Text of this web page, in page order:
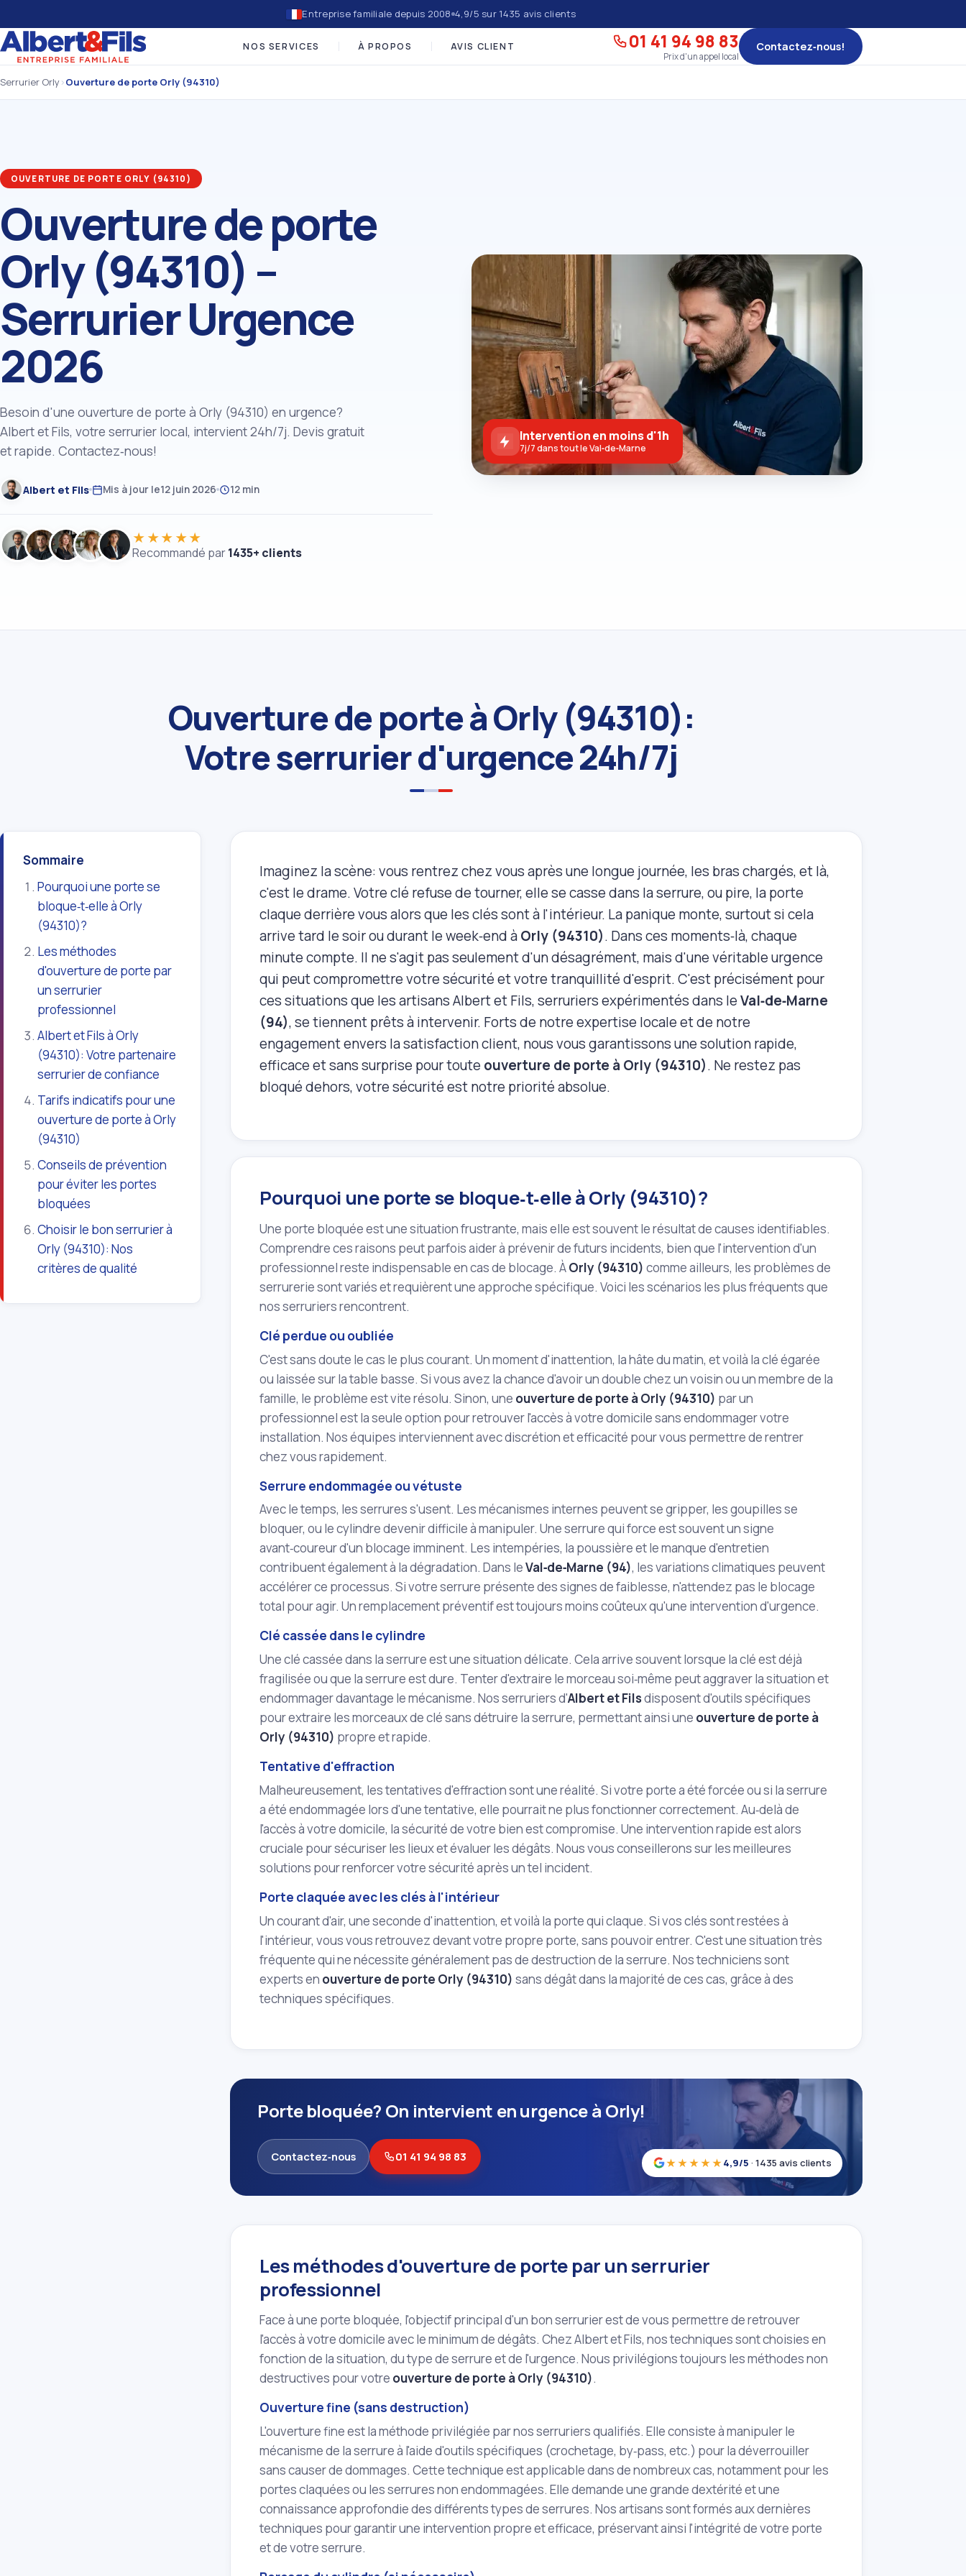
Entreprise familiale depuis 2008 4,9/5 sur 1435 avis clients
NOS SERVICES À PROPOS AVIS CLIENT 01 41 94 98 83
Prix d'un appel local
Contactez‑nous!
Serrurier Orly›Ouverture de porte Orly (94310)
OUVERTURE DE PORTE ORLY (94310)
Ouverture de porte
Orly (94310) –
Serrurier Urgence
2026
Besoin d'une ouverture de porte à Orly (94310) en urgence?
Albert et Fils, votre serrurier local, intervient 24h/7j. Devis gratuit
et rapide. Contactez‑nous!
Albert et Fils Mis à jour le12 juin 2026 12 min
★★★★★
Recommandé par1435+ clients
Intervention en moins d'1h
7j/7 dans tout le Val‑de‑Marne
Ouverture de porte à Orly (94310):
Votre serrurier d'urgence 24h/7j
Sommaire
Pourquoi une porte se
bloque‑t‑elle à Orly
(94310)?
Les méthodes
d'ouverture de porte par
un serrurier
professionnel
Albert et Fils à Orly
(94310): Votre partenaire
serrurier de confiance
Tarifs indicatifs pour une
ouverture de porte à Orly
(94310)
Conseils de prévention
pour éviter les portes
bloquées
Choisir le bon serrurier à
Orly (94310): Nos
critères de qualité
Imaginez la scène: vous rentrez chez vous après une longue journée, les bras chargés, et là,
c'est le drame. Votre clé refuse de tourner, elle se casse dans la serrure, ou pire, la porte
claque derrière vous alors que les clés sont à l'intérieur. La panique monte, surtout si cela
arrive tard le soir ou durant le week‑end àOrly (94310). Dans ces moments‑là, chaque
minute compte. Il ne s'agit pas seulement d'un désagrément, mais d'une véritable urgence
qui peut compromettre votre sécurité et votre tranquillité d'esprit. C'est précisément pour
ces situations que les artisans Albert et Fils, serruriers expérimentés dans leVal‑de‑Marne
(94), se tiennent prêts à intervenir. Forts de notre expertise locale et de notre
engagement envers la satisfaction client, nous vous garantissons une solution rapide,
efficace et sans surprise pour toute ouverture de porte à Orly (94310). Ne restez pas
bloqué dehors, votre sécurité est notre priorité absolue.
Pourquoi une porte se bloque‑t‑elle à Orly (94310)?
Une porte bloquée est une situation frustrante, mais elle est souvent le résultat de causes identifiables.
Comprendre ces raisons peut parfois aider à prévenir de futurs incidents, bien que l'intervention d'un
professionnel reste indispensable en cas de blocage. ÀOrly (94310) comme ailleurs, les problèmes de
serrurerie sont variés et requièrent une approche spécifique. Voici les scénarios les plus fréquents que
nos serruriers rencontrent.
Clé perdue ou oubliée
C'est sans doute le cas le plus courant. Un moment d'inattention, la hâte du matin, et voilà la clé égarée
ou laissée sur la table basse. Si vous avez la chance d'avoir un double chez un voisin ou un membre de la
famille, le problème est vite résolu. Sinon, une ouverture de porte à Orly (94310) par un
professionnel est la seule option pour retrouver l'accès à votre domicile sans endommager votre
installation. Nos équipes interviennent avec discrétion et efficacité pour vous permettre de rentrer
chez vous rapidement.
Serrure endommagée ou vétuste
Avec le temps, les serrures s'usent. Les mécanismes internes peuvent se gripper, les goupilles se
bloquer, ou le cylindre devenir difficile à manipuler. Une serrure qui force est souvent un signe
avant‑coureur d'un blocage imminent. Les intempéries, la poussière et le manque d'entretien
contribuent également à la dégradation. Dans leVal‑de‑Marne (94), les variations climatiques peuvent
accélérer ce processus. Si votre serrure présente des signes de faiblesse, n'attendez pas le blocage
total pour agir. Un remplacement préventif est toujours moins coûteux qu'une intervention d'urgence.
Clé cassée dans le cylindre
Une clé cassée dans la serrure est une situation délicate. Cela arrive souvent lorsque la clé est déjà
fragilisée ou que la serrure est dure. Tenter d'extraire le morceau soi‑même peut aggraver la situation et
endommager davantage le mécanisme. Nos serruriers d'Albert et Filsdisposent d'outils spécifiques
pour extraire les morceaux de clé sans détruire la serrure, permettant ainsi une ouverture de porte à
Orly (94310) propre et rapide.
Tentative d'effraction
Malheureusement, les tentatives d'effraction sont une réalité. Si votre porte a été forcée ou si la serrure
a été endommagée lors d'une tentative, elle pourrait ne plus fonctionner correctement. Au‑delà de
l'accès à votre domicile, la sécurité de votre bien est compromise. Une intervention rapide est alors
cruciale pour sécuriser les lieux et évaluer les dégâts. Nous vous conseillerons sur les meilleures
solutions pour renforcer votre sécurité après un tel incident.
Porte claquée avec les clés à l'intérieur
Un courant d'air, une seconde d'inattention, et voilà la porte qui claque. Si vos clés sont restées à
l'intérieur, vous vous retrouvez devant votre propre porte, sans pouvoir entrer. C'est une situation très
fréquente qui ne nécessite généralement pas de destruction de la serrure. Nos techniciens sont
experts en ouverture de porte Orly (94310) sans dégât dans la majorité de ces cas, grâce à des
techniques spécifiques.
★★★★★4,9/5 · 1435 avis clients
Porte bloquée? On intervient en urgence à Orly!
Contactez‑nous 01 41 94 98 83
Les méthodes d'ouverture de porte par un serrurier
professionnel
Face à une porte bloquée, l'objectif principal d'un bon serrurier est de vous permettre de retrouver
l'accès à votre domicile avec le minimum de dégâts. Chez Albert et Fils, nos techniques sont choisies en
fonction de la situation, du type de serrure et de l'urgence. Nous privilégions toujours les méthodes non
destructives pour votre ouverture de porte à Orly (94310).
Ouverture fine (sans destruction)
L'ouverture fine est la méthode privilégiée par nos serruriers qualifiés. Elle consiste à manipuler le
mécanisme de la serrure à l'aide d'outils spécifiques (crochetage, by‑pass, etc.) pour la déverrouiller
sans causer de dommages. Cette technique est applicable dans de nombreux cas, notamment pour les
portes claquées ou les serrures non endommagées. Elle demande une grande dextérité et une
connaissance approfondie des différents types de serrures. Nos artisans sont formés aux dernières
techniques pour garantir une intervention propre et efficace, préservant ainsi l'intégrité de votre porte
et de votre serrure.